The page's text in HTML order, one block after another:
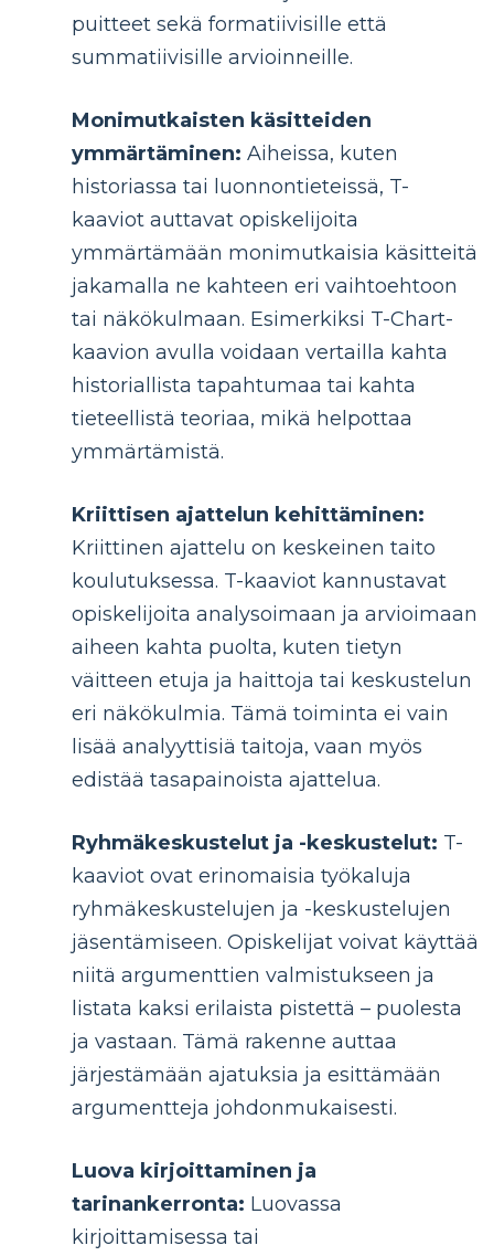
puitteet sekä formatiivisille että
summatiivisille arvioinneille.
Monimutkaisten käsitteiden
ymmärtäminen: Aiheissa, kuten
historiassa tai luonnontieteissä, T-
kaaviot auttavat opiskelijoita
ymmärtämään monimutkaisia ​​käsitteitä
jakamalla ne kahteen eri vaihtoehtoon
tai näkökulmaan. Esimerkiksi T-Chart-
kaavion avulla voidaan vertailla kahta
historiallista tapahtumaa tai kahta
tieteellistä teoriaa, mikä helpottaa
ymmärtämistä.
Kriittisen ajattelun kehittäminen:
Kriittinen ajattelu on keskeinen taito
koulutuksessa. T-kaaviot kannustavat
opiskelijoita analysoimaan ja arvioimaan
aiheen kahta puolta, kuten tietyn
väitteen etuja ja haittoja tai keskustelun
eri näkökulmia. Tämä toiminta ei vain
lisää analyyttisiä taitoja, vaan myös
edistää tasapainoista ajattelua.
Ryhmäkeskustelut ja -keskustelut: T-
kaaviot ovat erinomaisia ​​työkaluja
ryhmäkeskustelujen ja -keskustelujen
jäsentämiseen. Opiskelijat voivat käyttää
niitä argumenttien valmistukseen ja
listata kaksi erilaista pistettä – puolesta
ja vastaan. Tämä rakenne auttaa
järjestämään ajatuksia ja esittämään
argumentteja johdonmukaisesti.
Luova kirjoittaminen ja
tarinankerronta: Luovassa
kirjoittamisessa tai